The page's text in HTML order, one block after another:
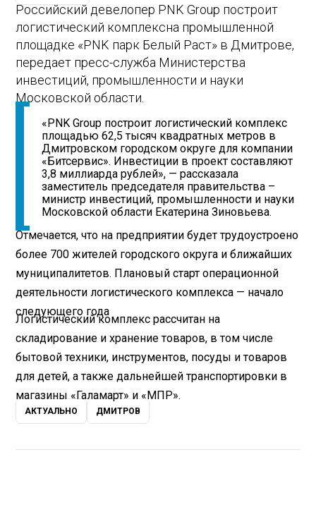
Российский девелопер PNK Group построит
логистический комплексна промышленной
площадке «PNK парк Белый Раст» в Дмитрове,
передает пресс-служба Министерства
инвестиций, промышленности и науки
Московской области.
«PNK Group построит логистический комплекс
площадью 62,5 тысяч квадратных метров в
Дмитровском городском округе для компании
«Битсервис». Инвестиции в проект составляют
3,8 миллиарда рублей», — рассказала
заместитель председателя правительства –
министр инвестиций, промышленности и науки
Московской области Екатерина Зиновьева.
Отмечается, что на предприятии будет трудоустроено
более 700 жителей городского округа и ближайших
муниципалитетов. Плановый старт операционной
деятельности логистического комплекса — начало
следующего года
Логистический комплекс рассчитан на
складирование и хранение товаров, в том числе
бытовой техники, инструментов, посуды и товаров
для детей, а также дальнейшей транспортировки в
магазины «Галамарт» и «МПР».
АКТУАЛЬНО ДМИТРОВ